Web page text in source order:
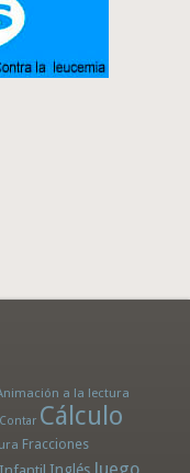
a la lectura
Contar Cálculo
Fracciones